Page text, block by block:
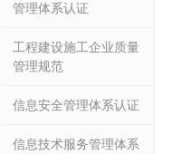
管理体系认证
工程建设施工企业质量
管理规范
信息安全管理体系认证
信息技术服务管理体系